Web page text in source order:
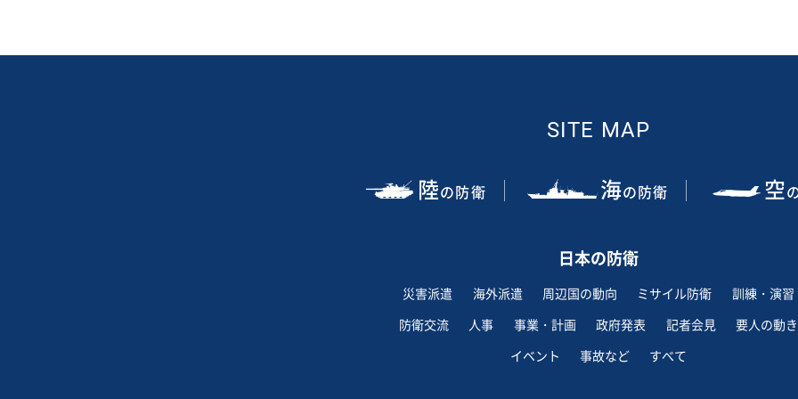
SITE MAP
陸の防衛 海の防衛 空
日本の防衛
災害派遣 海外派遣 周辺国の動向 ミサイル防衛
訓練・演習
防衛交流
人事 事業・計画 政府発表 記者会見
要人の動き
イベント
事故など すべて